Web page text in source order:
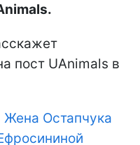
пост UAnimals в
Жена Остапчука